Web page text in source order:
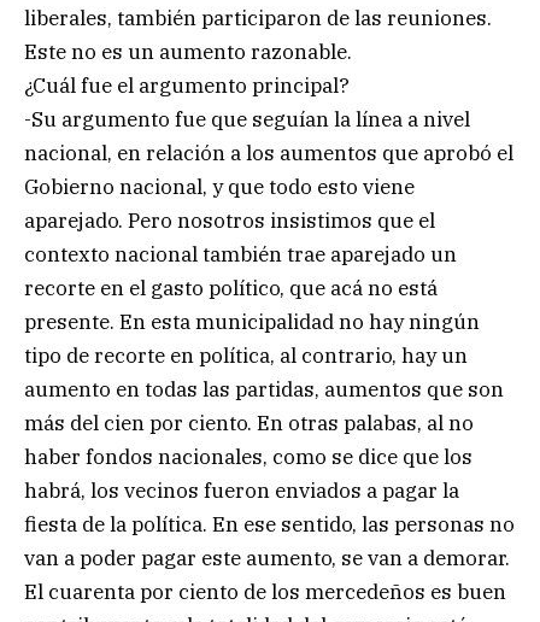
liberales, también participaron de las reuniones.
Este no es un aumento razonable.
¿Cuál fue el argumento principal?
-Su argumento fue que seguían la línea a nivel
nacional, en relación a los aumentos que aprobó el
Gobierno nacional, y que todo esto viene
aparejado. Pero nosotros insistimos que el
contexto nacional también trae aparejado un
recorte en el gasto político, que acá no está
presente. En esta municipalidad no hay ningún
tipo de recorte en política, al contrario, hay un
aumento en todas las partidas, aumentos que son
más del cien por ciento. En otras palabas, al no
haber fondos nacionales, como se dice que los
habrá, los vecinos fueron enviados a pagar la
fiesta de la política. En ese sentido, las personas no
van a poder pagar este aumento, se van a demorar.
El cuarenta por ciento de los mercedeños es buen